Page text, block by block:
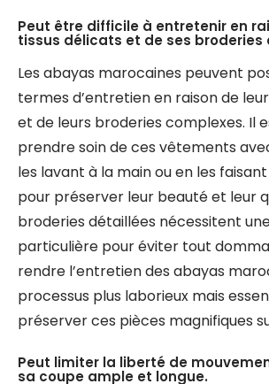
Peut être difficile à entretenir en
tissus délicats et de ses broderies
Les abayas marocaines peuvent
termes d’entretien en raison de
et de leurs broderies complexes. Il
prendre soin de ces vêtements
les lavant à la main ou en les
pour préserver leur beauté et leur
broderies détaillées nécessitent
particulière pour éviter tout
rendre l’entretien des abayas
processus plus laborieux mais
préserver ces pièces magnifiques
Peut limiter la liberté de
sa coupe ample et longue.